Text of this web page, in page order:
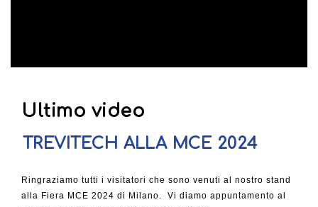
Ultimo video
TREVITECH ALLA MCE 2024
Ringraziamo tutti i visitatori che sono venuti al nostro stand
alla Fiera MCE 2024 di Milano. Vi diamo appuntamento al